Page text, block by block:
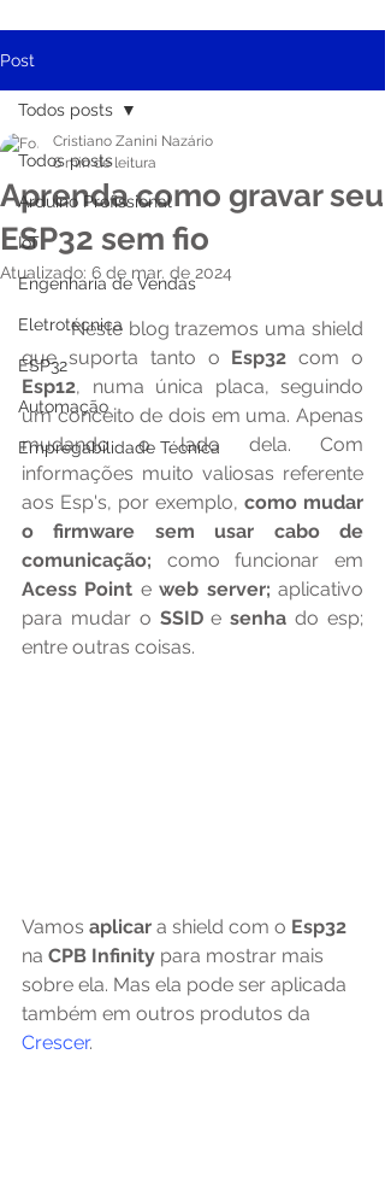
Post
Todos posts
Arduino Profissional
IoT
Engenharia de Vendas
Eletrotécnica
ESP32
Automação
Empregabilidade Técnica
Todos posts
Aprenda como gravar seu
ESP32 sem fio
Cristiano Zanini Nazário
6 min de leitura
Atualizado: 6 de mar. de 2024
	Neste blog trazemos uma shield
que suporta tanto o Esp32
Esp12, numa única placa, seguindo
um conceito de dois em uma. Apenas
mudando o lado dela. Com
informações muito valiosas referente
aos Esp's, por exemplo, como mudar
o firmware sem usar cabo de
comunicação;
Acess Point e web server; aplicativo
para mudar o SSID e senha do esp;
entre outras coisas.
Vamos aplicar a shield com o Esp32
na CPB Infinity para mostrar mais
sobre ela. Mas ela pode ser aplicada
também em outros produtos da
Crescer.